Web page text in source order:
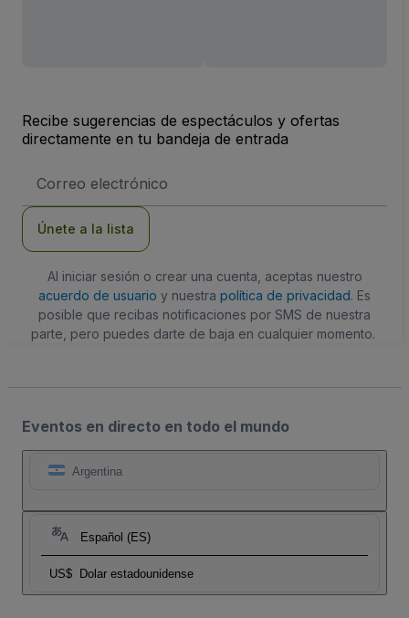
Recibe sugerencias de espectáculos y ofertas
directamente en tu bandeja de entrada
de
Únete a la lista
Al iniciar sesión o crear una cuenta, aceptas nuestro
acuerdo de usuario y nuestra política de privacidad. Es
posible que recibas notificaciones por SMS de nuestra
parte, pero puedes darte de baja en cualquier momento.
Eventos en directo en todo el mundo
Argentina
Español (ES)
US$ Dolar estadounidense